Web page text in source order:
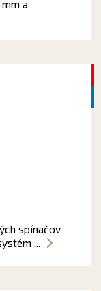
a
spínačov
...